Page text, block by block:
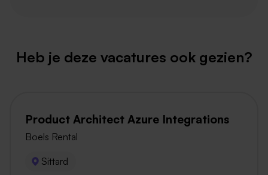
Heb je deze vacatures ook gezien?
Product Architect Azure Integrations
Boels Rental
Sittard